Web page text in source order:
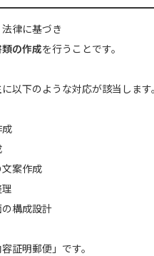
律に基づき
の作成を行うことです。
以下のような対応が該当します。
成
文案作成
の構成設計
証明郵便」です。